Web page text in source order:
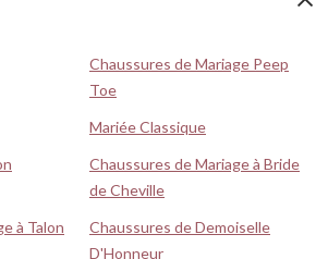
Chaussures de Mariage Peep
Toe
Mariée Classique
Chaussures de Mariage à Bride
de Cheville
à Talon
Chaussures de Demoiselle
D'Honneur